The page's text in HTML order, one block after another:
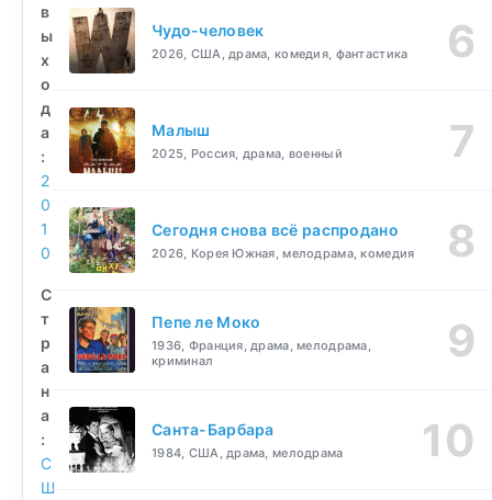
в
ы
х
о
д
а
:
2
0
1
0
С
т
р
а
н
а
:
С
Ш
Чудо-человек
2026, США, драма, комедия, фантастика
Малыш
2025, Россия, драма, военный
Сегодня снова всё распродано
2026, Корея Южная, мелодрама, комедия
Пепе ле Моко
1936, Франция, драма, мелодрама,
криминал
Санта-Барбара
1984, США, драма, мелодрама